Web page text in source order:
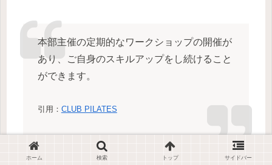
本部主催の定期的なワークショップの開催が
あり、ご自身のスキルアップをし続けること
ができます。
引用： CLUB PILATES
ホーム 検索 トップ サイドバー